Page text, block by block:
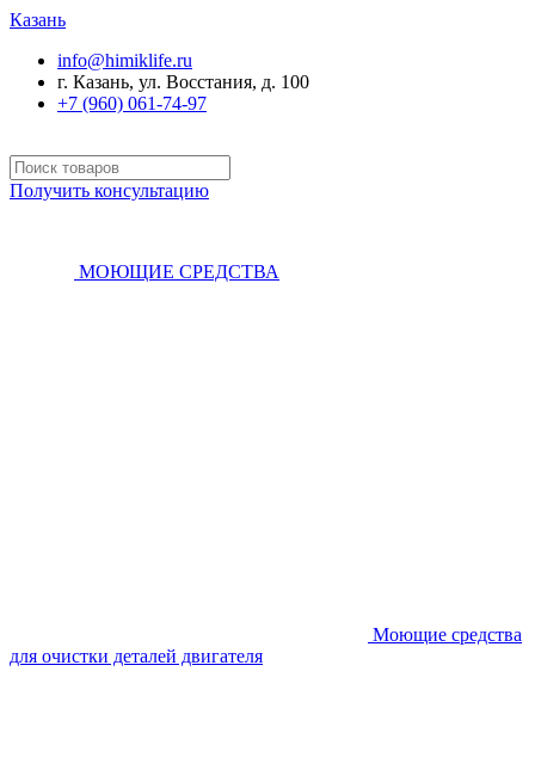
Казань
info@himiklife.ru
г. Казань, ул. Восстания, д. 100
+7 (960) 061-74-97
Получить консультацию
МОЮЩИЕ СРЕДСТВА
Моющие средства
для очистки деталей двигателя